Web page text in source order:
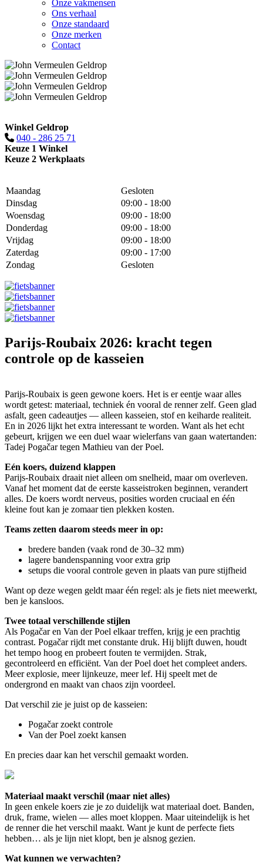
Onze vakmensen
Ons verhaal
Onze standaard
Onze merken
Contact
Winkel Geldrop
040 - 286 25 71
Keuze 1 Winkel
Keuze 2 Werkplaats
Maandag
Gesloten
Dinsdag
09:00 - 18:00
Woensdag
09:00 - 18:00
Donderdag
09:00 - 18:00
Vrijdag
09:00 - 18:00
Zaterdag
09:00 - 17:00
Zondag
Gesloten
Parijs-Roubaix 2026: kracht tegen
controle op de kasseien
Parijs-Roubaix is geen gewone koers. Het is er eentje waar alles
wordt getest: materiaal, techniek én vooral de renner zelf. Geen glad
asfalt, geen cadeautjes — alleen kasseien, stof en keiharde realiteit.
En in 2026 lijkt het extra interessant te worden. Want als het echt
gebeurt, krijgen we een duel waar wielerfans van gaan watertanden:
Tadej Pogačar tegen Mathieu van der Poel.
Eén koers, duizend klappen
Parijs-Roubaix draait niet alleen om snelheid, maar om overleven.
Vanaf het moment dat de eerste kasseistroken beginnen, verandert
alles. De koers wordt nerveus, posities worden cruciaal en één
kleine fout kan je zomaar tien plekken kosten.
Teams zetten daarom steeds meer in op:
bredere banden (vaak rond de 30–32 mm)
lagere bandenspanning voor extra grip
setups die vooral controle geven in plaats van pure stijfheid
Want op deze wegen geldt maar één regel: als je fiets niet meewerkt,
ben je kansloos.
Twee totaal verschillende stijlen
Als Pogačar en Van der Poel elkaar treffen, krijg je een prachtig
contrast. Pogačar rijdt met constante druk. Hij blijft duwen, houdt
het tempo hoog en probeert fouten te vermijden. Strak,
gecontroleerd en efficiënt. Van der Poel doet het compleet anders.
Meer explosie, meer lijnkeuze, meer lef. Hij speelt met de
ondergrond en maakt van chaos zijn voordeel.
Dat verschil zie je juist op de kasseien:
Pogačar zoekt controle
Van der Poel zoekt kansen
En precies daar kan het verschil gemaakt worden.
Materiaal maakt verschil (maar niet alles)
In geen enkele koers zie je zo duidelijk wat materiaal doet. Banden,
druk, frame, wielen — alles moet kloppen. Maar uiteindelijk is het
de renner die het verschil maakt. Want je kunt de perfecte fiets
hebben… als je lijn niet klopt, ben je alsnog gezien.
Wat kunnen we verwachten?